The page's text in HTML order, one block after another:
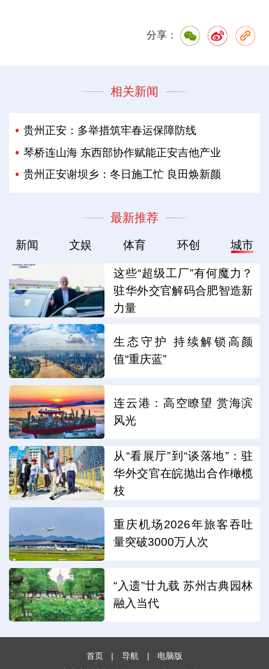
分享：
相关新闻
贵州正安：多举措筑牢春运保障防线
琴桥连山海 东西部协作赋能正安吉他产业
贵州正安谢坝乡：冬日施工忙 良田焕新颜
最新推荐
新闻 文娱 体育 环创 城市
这些“超级工厂”有何魔力？
驻华外交官解码合肥智造新
力量
生态守护 持续解锁高颜
值“重庆蓝”
连云港：高空瞭望 赏海滨
风光
从“看展厅”到“谈落地”：驻
华外交官在皖抛出合作橄榄
枝
重庆机场2026年旅客吞吐
量突破3000万人次
“入遗”廿九载 苏州古典园林
融入当代
首页 | 导航 |
电脑版